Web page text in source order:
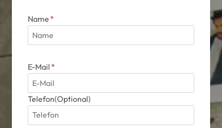
Name *
E-Mail *
Telefon(Optional)